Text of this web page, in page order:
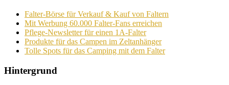
Falter-Börse für Verkauf & Kauf von Faltern
Mit Werbung 60.000 Falter-Fans erreichen
Pflege-Newsletter für einen 1A-Falter
Produkte für das Campen im Zeltanhänger
Tolle Spots für das Camping mit dem Falter
Hintergrund